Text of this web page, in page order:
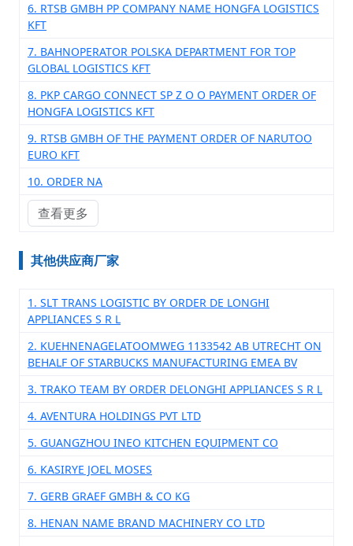
6. RTSB GMBH PP COMPANY NAME HONGFA LOGISTICS
KFT
7. BAHNOPERATOR POLSKA DEPARTMENT FOR TOP
GLOBAL LOGISTICS KFT
8. PKP CARGO CONNECT SP Z O O PAYMENT ORDER OF
HONGFA LOGISTICS KFT
9. RTSB GMBH OF THE PAYMENT ORDER OF NARUTOO
EURO KFT
10. ORDER NA
查看更多
其他供应商厂家
1. SLT TRANS LOGISTIC BY ORDER DE LONGHI
APPLIANCES S R L
2. KUEHNENAGELATOOMWEG 1133542 AB UTRECHT ON
BEHALF OF STARBUCKS MANUFACTURING EMEA BV
3. TRAKO TEAM BY ORDER DELONGHI APPLIANCES S R L
4. AVENTURA HOLDINGS PVT LTD
5. GUANGZHOU INEO KITCHEN EQUIPMENT CO
6. KASIRYE JOEL MOSES
7. GERB GRAEF GMBH & CO KG
8. HENAN NAME BRAND MACHINERY CO LTD